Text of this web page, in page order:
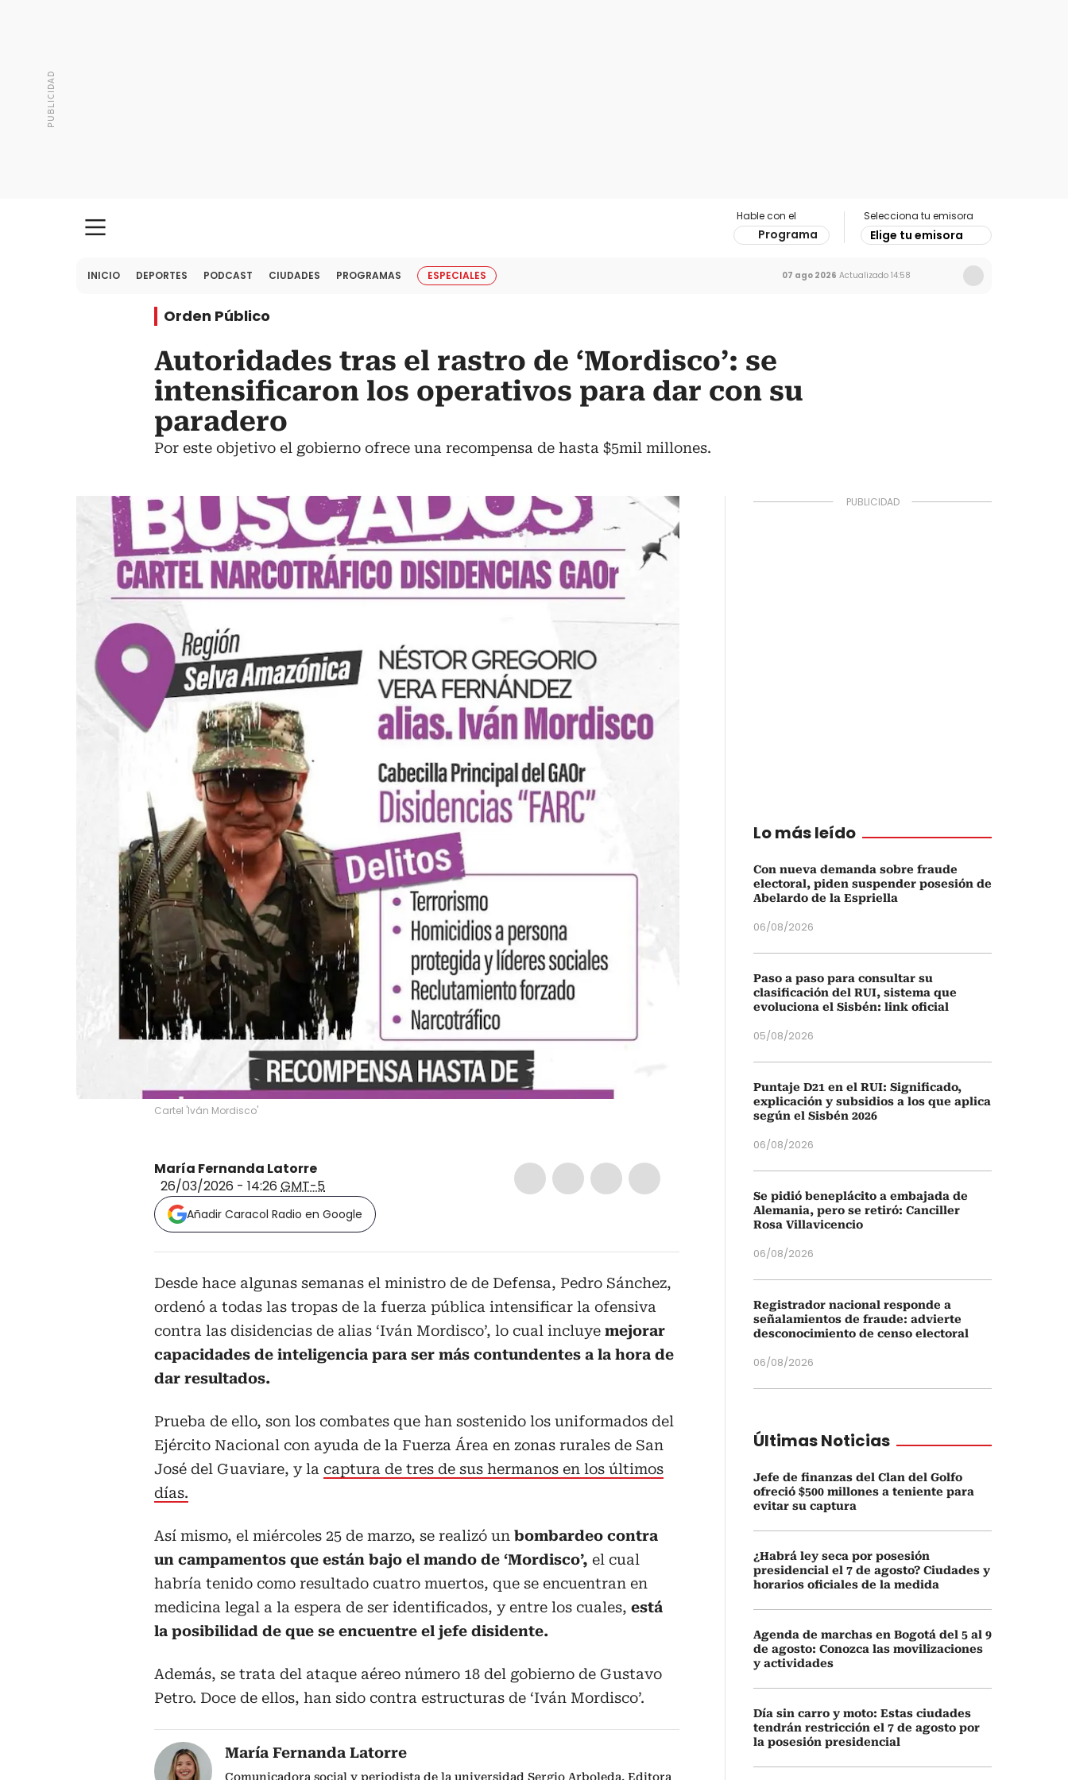
Hable con el
Programa
Selecciona tu emisora
Elige tu emisora
INICIO DEPORTES PODCAST CIUDADES PROGRAMAS ESPECIALES 07 ago 2026 Actualizado 14:58
Orden Público
Autoridades tras el rastro de ‘Mordisco’: se
intensificaron los operativos para dar con su
paradero
Por este objetivo el gobierno ofrece una recompensa de hasta $5mil millones.
Cartel 'Iván Mordisco'
María Fernanda Latorre
26/03/2026 - 14:26 GMT-5
Añadir Caracol Radio en Google
Desde hace algunas semanas el ministro de de Defensa, Pedro Sánchez,
ordenó a todas las tropas de la fuerza pública intensificar la ofensiva
contra las disidencias de alias ‘Iván Mordisco’, lo cual incluye mejorar
capacidades de inteligencia para ser más contundentes a la hora de
dar resultados.
Prueba de ello, son los combates que han sostenido los uniformados del
Ejército Nacional con ayuda de la Fuerza Área en zonas rurales de San
José del Guaviare, y la captura de tres de sus hermanos en los últimos
días.
Así mismo, el miércoles 25 de marzo, se realizó un bombardeo contra
un campamentos que están bajo el mando de ‘Mordisco’, el cual
habría tenido como resultado cuatro muertos, que se encuentran en
medicina legal a la espera de ser identificados, y entre los cuales, está
la posibilidad de que se encuentre el jefe disidente.
Además, se trata del ataque aéreo número 18 del gobierno de Gustavo
Petro. Doce de ellos, han sido contra estructuras de ‘Iván Mordisco’.
María Fernanda Latorre
Comunicadora social y periodista de la universidad Sergio Arboleda. Editora
Lo más leído
Con nueva demanda sobre fraude
electoral, piden suspender posesión de
Abelardo de la Espriella
06/08/2026
Paso a paso para consultar su
clasificación del RUI, sistema que
evoluciona el Sisbén: link oficial
05/08/2026
Puntaje D21 en el RUI: Significado,
explicación y subsidios a los que aplica
según el Sisbén 2026
06/08/2026
Se pidió beneplácito a embajada de
Alemania, pero se retiró: Canciller
Rosa Villavicencio
06/08/2026
Registrador nacional responde a
señalamientos de fraude: advierte
desconocimiento de censo electoral
06/08/2026
Últimas Noticias
Jefe de finanzas del Clan del Golfo
ofreció $500 millones a teniente para
evitar su captura
¿Habrá ley seca por posesión
presidencial el 7 de agosto? Ciudades y
horarios oficiales de la medida
Agenda de marchas en Bogotá del 5 al 9
de agosto: Conozca las movilizaciones
y actividades
Día sin carro y moto: Estas ciudades
tendrán restricción el 7 de agosto por
la posesión presidencial